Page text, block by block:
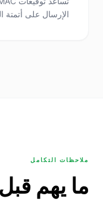
الإرسال على أتمتة
ملاحظات التكامل
ما يهم قبل